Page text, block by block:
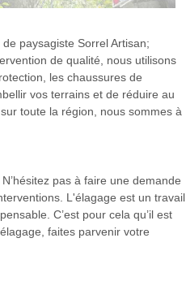
paysagiste Sorrel Artisan;
de qualité, nous utilisons
les chaussures de
vos terrains et de réduire au
toute la région, nous sommes à
pas à faire une demande
L'élagage est un travail
C’est pour cela qu’il est
faites parvenir votre